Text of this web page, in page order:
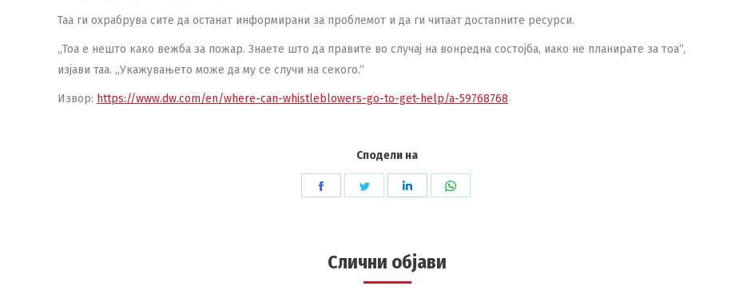
Таа ги охрабрува сите да останат информирани за проблемот и да ги читаат достапните ресурси.
„Тоа е нешто како вежба за пожар. Знаете што да правите во случај на вонредна состојба, иако не планирате за тоа“,
изјави таа. „Укажувањето може да му се случи на секого.“
Извор: https://www.dw.com/en/where-can-whistleblowers-go-to-get-help/a-59768768
Сподели на
Share Share
Share Share
Слични објави